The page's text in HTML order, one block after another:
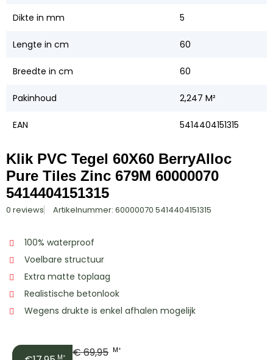
Dikte in mm 5
Lengte in cm 60
Breedte in cm 60
Pakinhoud 2,247 M²
EAN 5414404151315
Klik PVC Tegel 60X60 BerryAlloc
Pure Tiles Zinc 679M 60000070
5414404151315
0 reviews Artikelnummer: 60000070 5414404151315
100% waterproof
Voelbare structuur
Extra matte toplaag
Realistische betonlook
Wegens drukte is enkel afhalen mogelijk
M² €69,95 M²